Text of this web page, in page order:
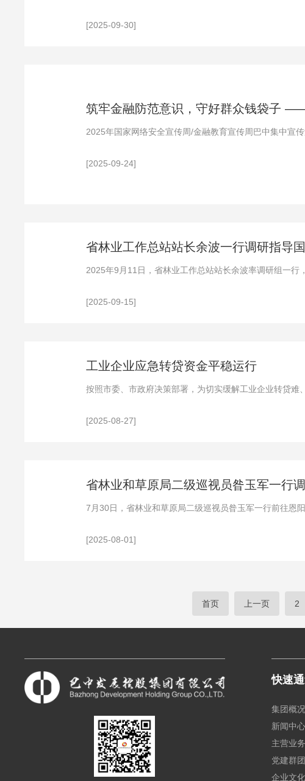
[2025-09-30]
筑牢金融防范意识，守好群众钱袋子
2025年国家网络安全宣传周/金融教育宣传周巴中集中宣
[2025-09-24]
省林业工作总站站长余波一行调研指导
2025年9月11日，省林业工作总站站长余波率调研组一
[2025-09-15]
工业企业应急转贷资金平稳运行
按照市委、市政府决策部署，为切实缓解工业企业转贷
[2025-08-27]
省林业和草原局二级巡视员昝玉军一行
7月30日，省林业和草原局二级巡视员昝玉军一行前往恩
[2025-08-01]
首页 上一页 2
快速
集团概况
新闻中心
主营业务
党建群团
企业文化